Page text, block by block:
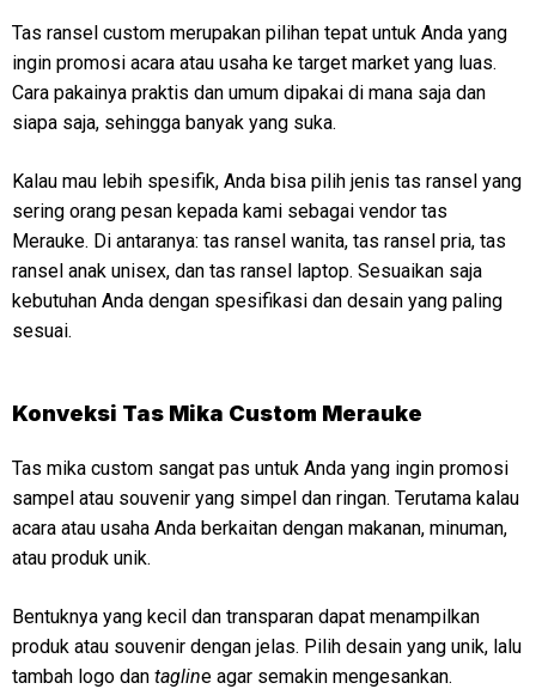
Tas ransel custom merupakan pilihan tepat untuk Anda yang
ingin promosi acara atau usaha ke target market yang luas.
Cara pakainya praktis dan umum dipakai di mana saja dan
siapa saja, sehingga banyak yang suka.
Kalau mau lebih spesifik, Anda bisa pilih jenis tas ransel yang
sering orang pesan kepada kami sebagai vendor tas
Merauke. Di antaranya: tas ransel wanita, tas ransel pria, tas
ransel anak unisex, dan tas ransel laptop. Sesuaikan saja
kebutuhan Anda dengan spesifikasi dan desain yang paling
sesuai.
Konveksi Tas Mika Custom Merauke
Tas mika custom sangat pas untuk Anda yang ingin promosi
sampel atau souvenir yang simpel dan ringan. Terutama kalau
acara atau usaha Anda berkaitan dengan makanan, minuman,
atau produk unik.
Bentuknya yang kecil dan transparan dapat menampilkan
produk atau souvenir dengan jelas. Pilih desain yang unik, lalu
tambah logo dan tagline agar semakin mengesankan.